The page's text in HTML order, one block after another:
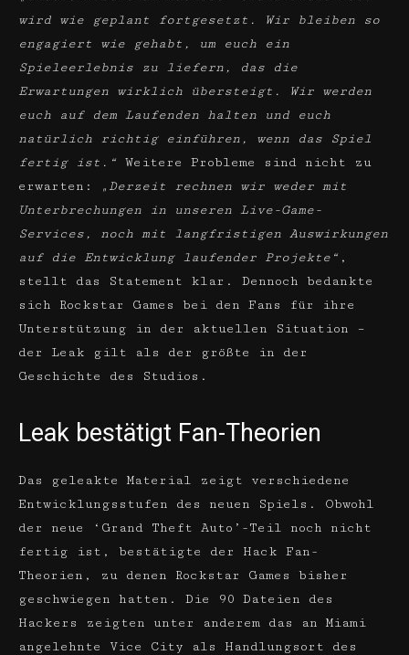
wird wie geplant fortgesetzt.
Wir bleiben so
engagiert wie gehabt, um euch ein
Spieleerlebnis zu liefern, das die
Erwartungen wirklich übersteigt. Wir werden
euch auf dem Laufenden halten und euch
natürlich richtig einführen, wenn das Spiel
fertig ist.“ Weitere Probleme sind nicht zu
erwarten:
„Derzeit rechnen wir weder mit
Unterbrechungen in unseren Live-Game-
Services, noch mit langfristigen Auswirkungen
auf die Entwicklung laufender Projekte“ ,
stellt das Statement klar. Dennoch bedankte
sich Rockstar Games bei den Fans für ihre
Unterstützung in der aktuellen Situation –
der Leak gilt als der größte in der
Geschichte des Studios.
Leak bestätigt Fan-Theorien
Das geleakte Material zeigt verschiedene
Entwicklungsstufen des neuen Spiels. Obwohl
der neue ‘Grand Theft Auto’-Teil noch nicht
fertig ist, bestätigte der Hack Fan-
Theorien, zu denen Rockstar Games bisher
geschwiegen hatten. Die 90 Dateien des
Hackers zeigten unter anderem das an Miami
angelehnte Vice City als Handlungsort des